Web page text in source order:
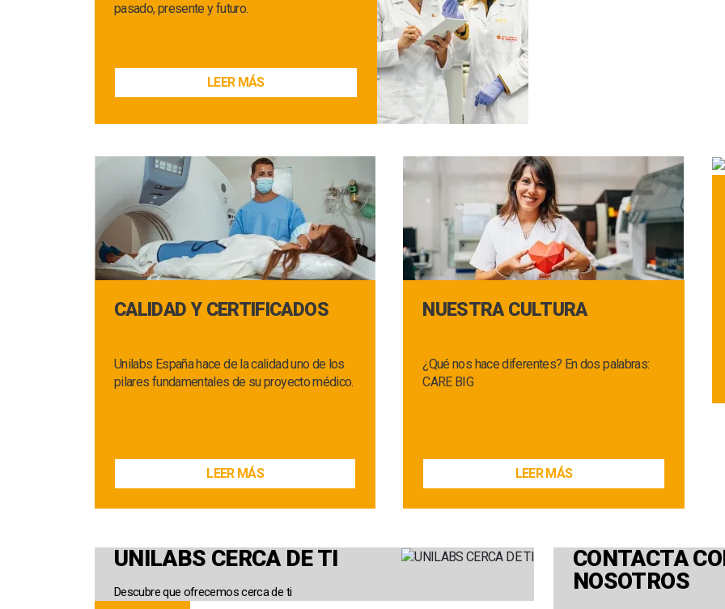
pasado, presente y futuro.
LEER MÁS
CALIDAD Y CERTIFICADOS
Unilabs España hace de la calidad uno de los
pilares fundamentales de su proyecto médico.
LEER MÁS
NUESTRA CULTURA
¿Qué nos hace diferentes? En dos palabras:
CARE BIG
LEER MÁS
UNILABS CERCA DE TI
Descubre que ofrecemos cerca de ti
CONTACTA
NOSOTROS